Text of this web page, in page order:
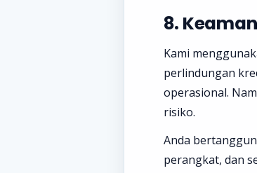
8.
Kami
perlindungan
operasional.
risiko.
Anda
perangkat, dan